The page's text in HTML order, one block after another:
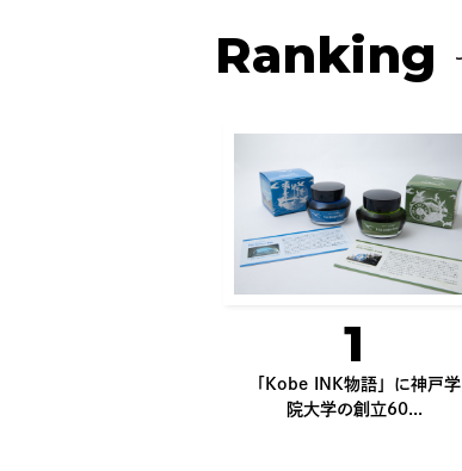
Ranking
1
「Kobe INK物語」に神戸学
院大学の創立60...